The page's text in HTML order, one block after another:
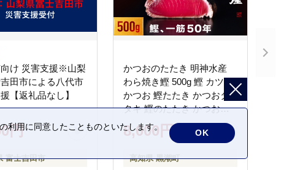
向け 災害支援※山梨
田市による八代市
【返礼品なし】
円
富士吉田市
かつおのたたき 明神水産
わら焼き鰹 500g 鰹 カツオ
かつお 鰹たたき かつおタ
タキ 鰹のたたき かつおの
タタキ 藁焼き わら焼き 魚
さかな 海鮮 刺身 お刺身 冷
ご当地 本場 高知 黒潮町 ギ
8,000円
高知県 黒潮町
利用に同意したことものといたします。
OK